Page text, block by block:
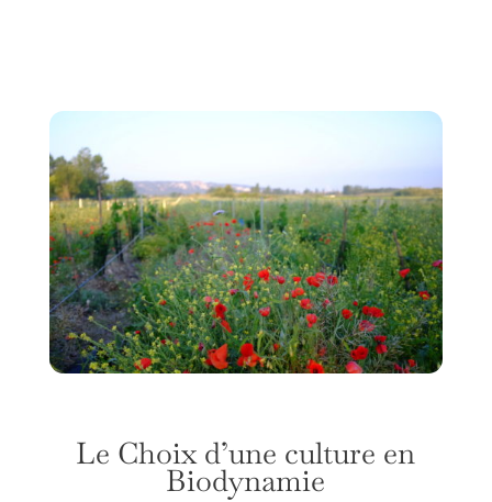
Le Choix d’une culture en
Biodynamie